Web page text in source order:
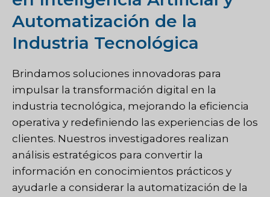
Automatización de la
Industria Tecnológica
Brindamos soluciones innovadoras para
impulsar la transformación digital en la
industria tecnológica, mejorando la eficiencia
operativa y redefiniendo las experiencias de los
clientes. Nuestros investigadores realizan
análisis estratégicos para convertir la
información en conocimientos prácticos y
ayudarle a considerar la automatización de la